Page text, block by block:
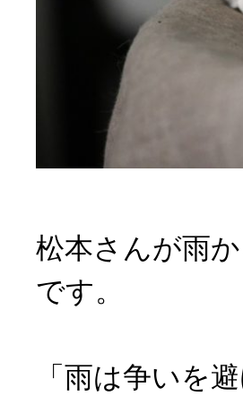
松本さんが雨
です。
「雨は争いを